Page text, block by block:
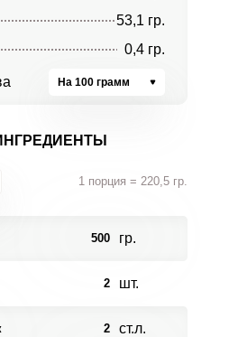
53,1 гр.
0,4 гр.
На 100 грамм
1 порция = 220,5 гр.
500 гр.
2 шт.
2 ст.л.